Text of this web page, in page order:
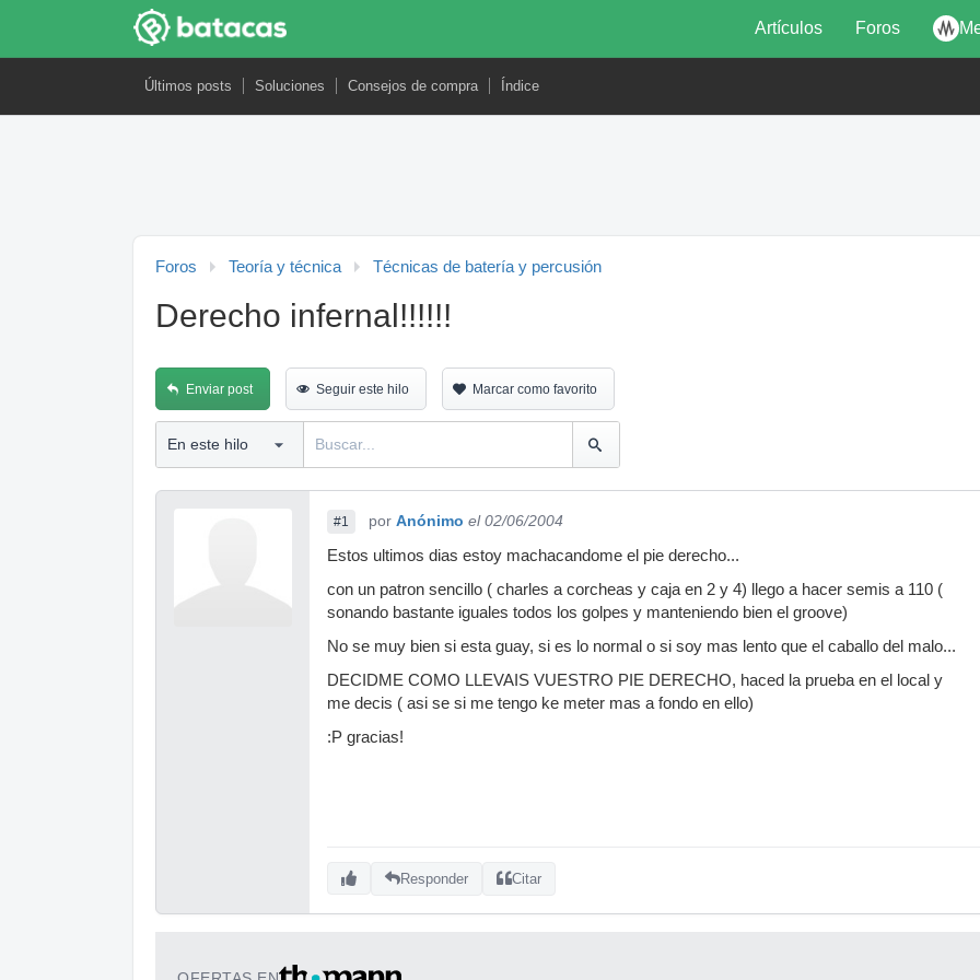
Artículos Foros
Últimos posts Soluciones Consejos de compra Índice
Foros Teoría y técnica Técnicas de batería y percusión
Derecho infernal!!!!!!
Enviar post Seguir este hilo Marcar como favorito
#1 por Anónimo el 02/06/2004
Estos ultimos dias estoy machacandome el pie derecho...
con un patron sencillo ( charles a corcheas y caja en 2 y 4) llego a hacer semis a 110 (
sonando bastante iguales todos los golpes y manteniendo bien el groove)
No se muy bien si esta guay, si es lo normal o si soy mas lento que el caballo del malo...
DECIDME COMO LLEVAIS VUESTRO PIE DERECHO, haced la prueba en el local y
me decis ( asi se si me tengo ke meter mas a fondo en ello)
:P gracias!
Responder Citar